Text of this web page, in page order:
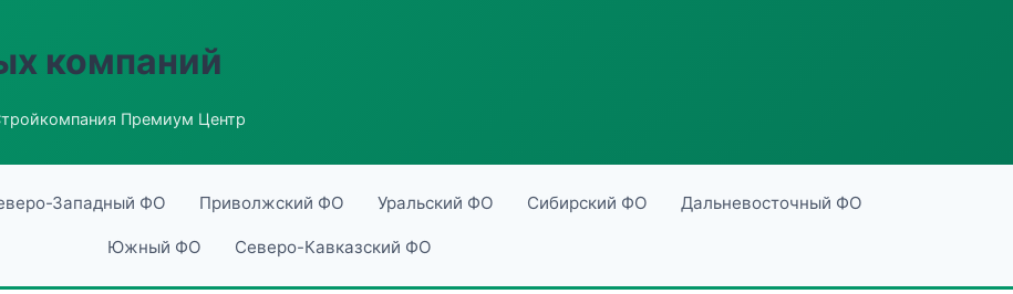
компаний
Премиум Центр
Западный ФО Приволжский ФО Уральский ФО Сибирский ФО Дальневосточный ФО
Южный ФО Северо-Кавказский ФО